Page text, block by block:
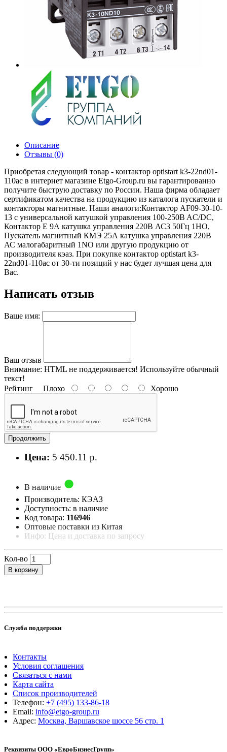
Описание
Отзывы (0)
Приобретая следующий товар - контактор optistart k3-22nd01-
110ac в интернет магазине Etgo-Group.ru вы гарантированно
получите быструю доставку по России. Наша фирма обладает
сертификатом качества на продукцию из каталога пускатели и
контакторы магнитные. Наши аналоги:Контактор AF09-30-10-
13 с универсальной катушкой управления 100-250B AC/DC,
Контактор E 9А катушка управления 220В АС3 50Гц 1НО,
Пускатель магнитный КМЭ 25А катушка управления 220В
АС малогабаритный 1NO или другую продукцию от
производителя кэаз. При покупке контактор optistart k3-
22nd01-110ac от 30-ти позиций у нас будет лучшая цена для
Вас.
Написать отзыв
Ваше имя:
Ваш отзыв
Внимание: HTML не поддерживается! Используйте обычный
текст!
Рейтинг Плохо Хорошо
Продолжить
Цена: 5 450.11 р.
В наличие
Производитель: КЭАЗ
Доступность: в наличие
Код товара: 116946
Оптовые поставки из Китая
Инфо: Цена и доставка по запросу
Кол-во
В корзину
Служба поддержки
Контакты
Условия соглашения
Связаться с нами
Карта сайта
Список производителей
Телефон: +7 (495) 133-86-18
Email: info@etgo-group.ru
Адрес: Москва, Варшавское шоссе 56 стр. 1
Реквизиты ООО «ЕвроБизнесГрупп»